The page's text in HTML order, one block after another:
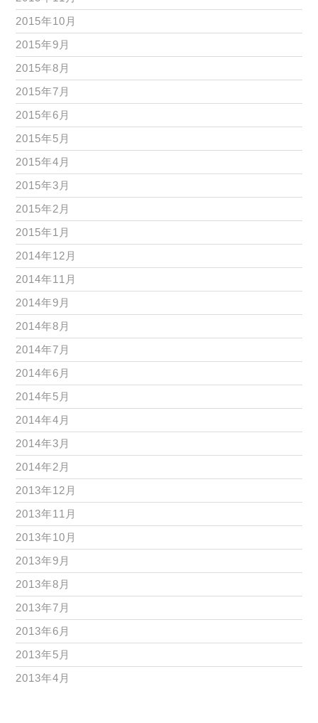
2015年10月
2015年9月
2015年8月
2015年7月
2015年6月
2015年5月
2015年4月
2015年3月
2015年2月
2015年1月
2014年12月
2014年11月
2014年9月
2014年8月
2014年7月
2014年6月
2014年5月
2014年4月
2014年3月
2014年2月
2013年12月
2013年11月
2013年10月
2013年9月
2013年8月
2013年7月
2013年6月
2013年5月
2013年4月